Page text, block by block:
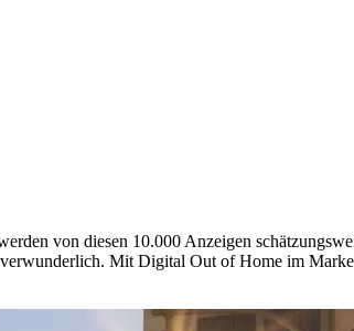
von diesen 10.000 Anzeigen
Mit Digital Out of Home im